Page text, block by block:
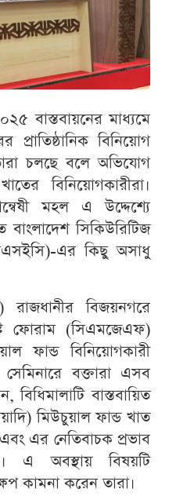
বাস্তবায়নের মাধ্যমে
বিনিয়োগ
চলছে বলে অভিযোগ
বিনিয়োগকারীরা।
মহল এ উদ্দেশ্যে
বাংলাদেশ সিকিউরিটিজ
এর কিছু অসাধু
বিজয়নগরে
ফোরাম (সিএমজেএফ)
ফান্ড বিনিয়োগকারী
বক্তারা এসব
বাস্তবায়িত
মিউচুয়াল ফান্ড খাত
এবং এর নেতিবাচক প্রভাব
এ অবস্থায় বিষয়টি
কামনা করেন তারা।